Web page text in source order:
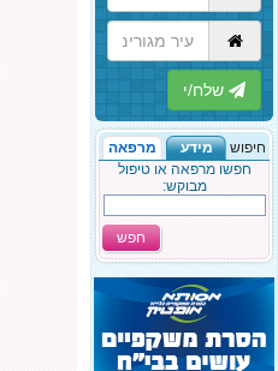
הבא
חיפוש מידע
מרפאה
חפשו מרפאה או טיפול
מבוקש:
חפש